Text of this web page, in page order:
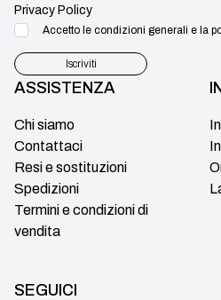
ASSISTENZA
Chi siamo
Contattaci
Resi e sostituzioni
Spedizioni
Termini e condizioni di
vendita
SEGUICI
Privacy Policy
Accetto le condizioni generali e la
Iscriviti